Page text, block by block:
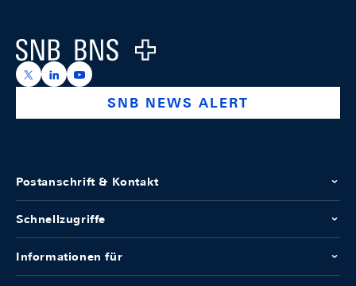
Logo
https://x.com/snb_bns
https://ch.linkedin.com/company/swiss-national-
https://www.youtube.com/@swissnationalbank
SNB NEWS ALERT
Postanschrift & Kontakt
Schnellzugriffe
Informationen für